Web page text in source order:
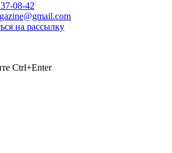
08-42
на рассылку
Ctrl+Enter